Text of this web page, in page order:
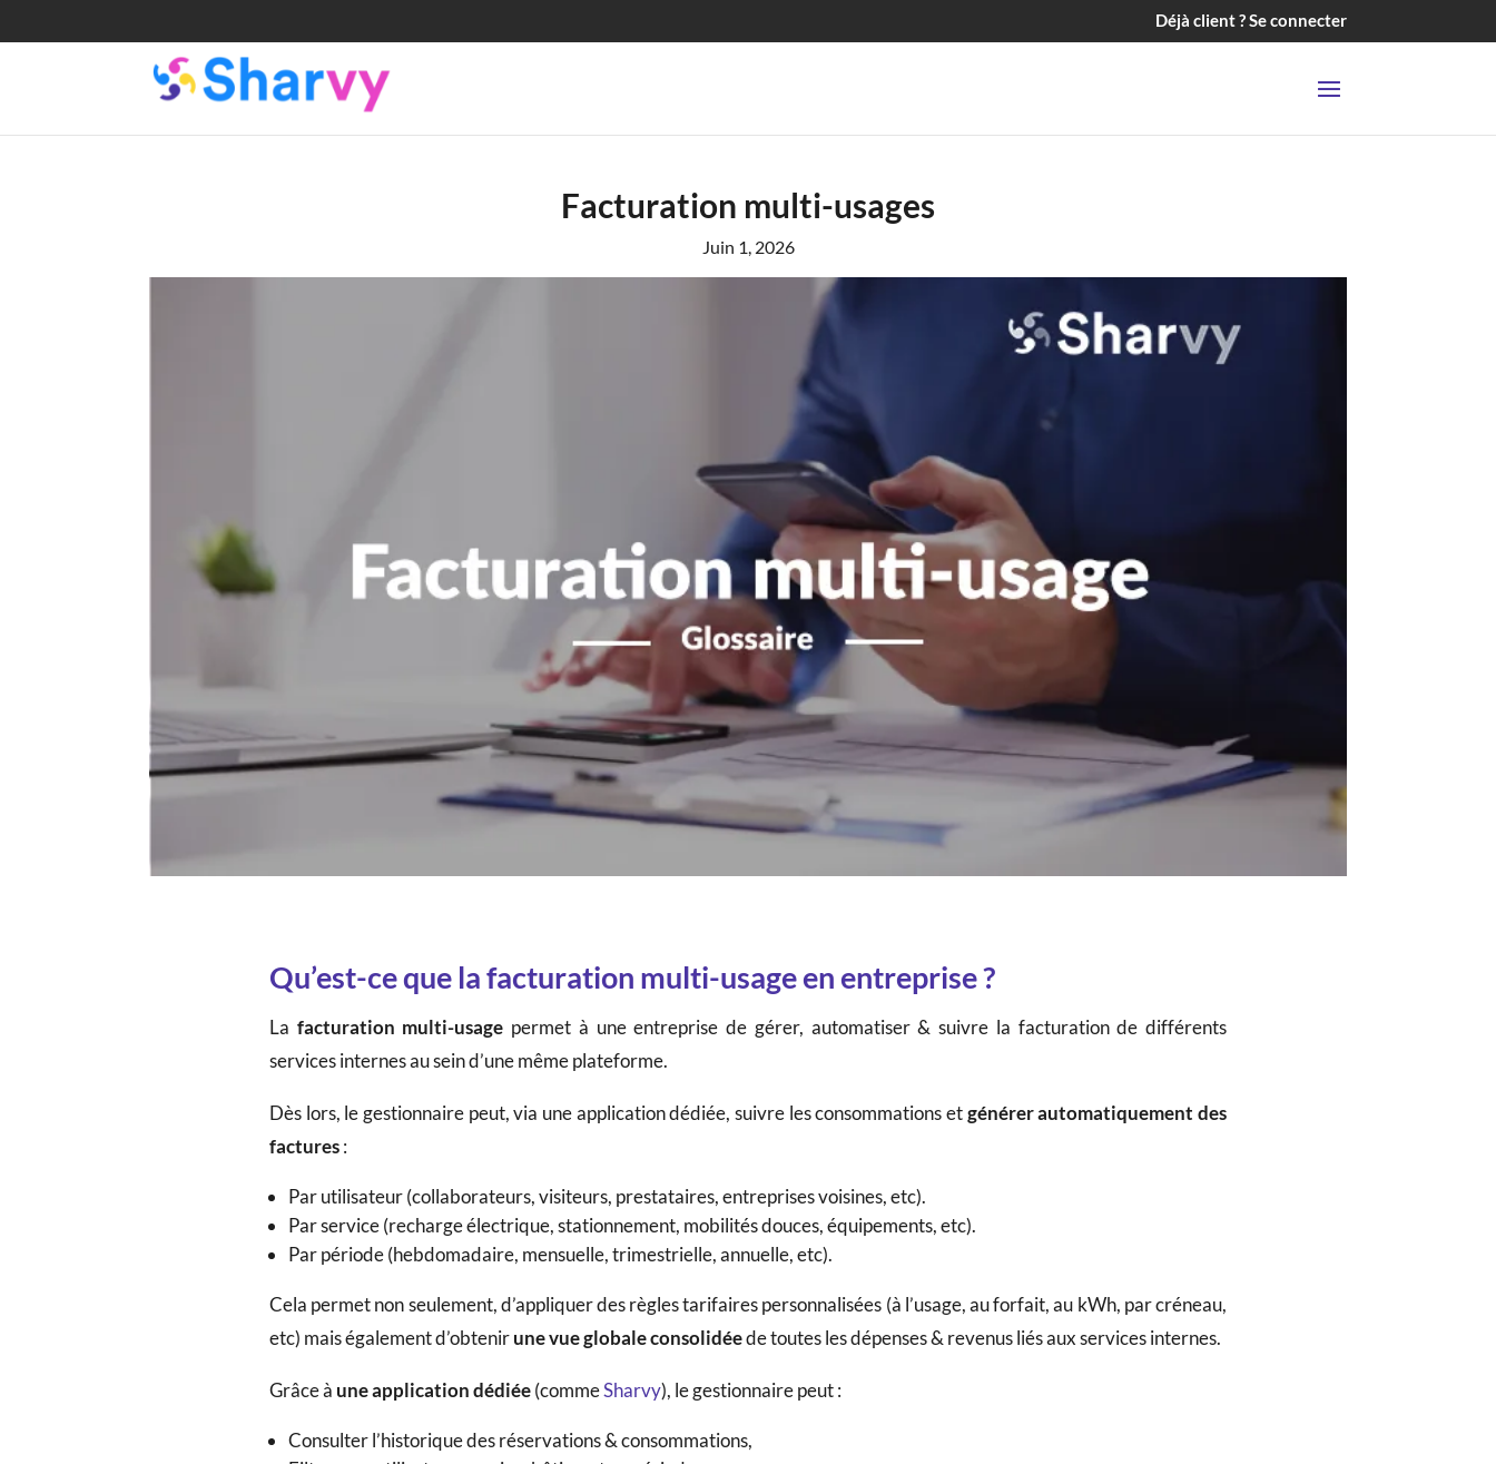
Déjà client ? Se connecter
Facturation multi-usages
Juin 1, 2026
Qu’est-ce que la facturation multi-usage en entreprise ?
La facturation multi-usage permet à une entreprise de gérer, automatiser & suivre la facturation de différents
services internes au sein d’une même plateforme.
Dès lors, le gestionnaire peut, via une application dédiée, suivre les consommations etgénérer automatiquement des
factures:
Par utilisateur (collaborateurs, visiteurs, prestataires, entreprises voisines, etc).
Par service (recharge électrique, stationnement, mobilités douces, équipements, etc).
Par période (hebdomadaire, mensuelle, trimestrielle, annuelle, etc).
Cela permet non seulement, d’appliquer des règles tarifaires personnalisées (à l’usage, au forfait, au kWh, par créneau,
etc) mais également d’obtenirunevue globale consolidéede toutes les dépenses & revenus liés aux services internes.
Grâce à une application dédiée(commeSharvy), le gestionnaire peut :
Consulter l’historique des réservations & consommations,